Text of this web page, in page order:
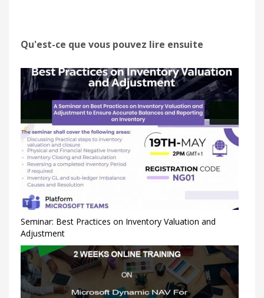
Qu'est-ce que vous pouvez lire ensuite
Seminar: Best Practices on Inventory Valuation and
Adjustment